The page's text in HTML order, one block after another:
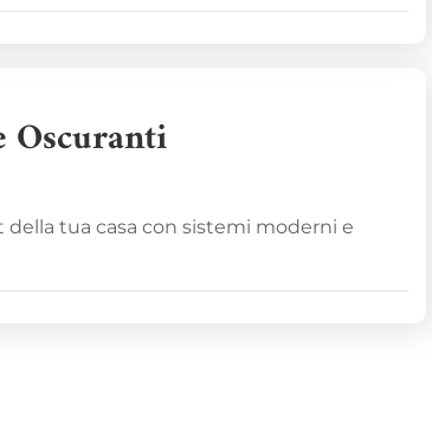
Oscuranti
tua casa con sistemi moderni e